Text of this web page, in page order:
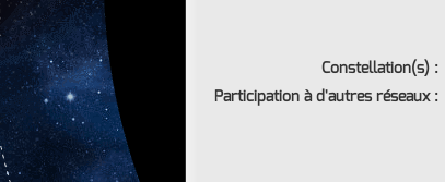
Constellation(s) :
Participation à d'autres réseaux :